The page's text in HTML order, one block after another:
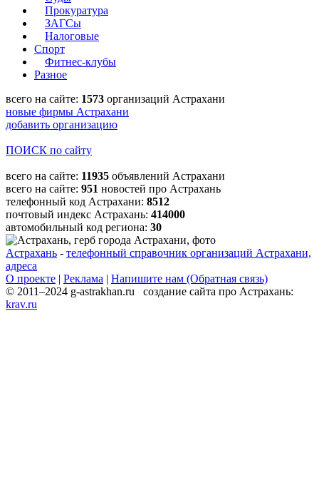
Прокуратура
ЗАГСы
Налоговые
Спорт
Фитнес-клубы
Разное
всего на сайте: 1573 организаций Астрахани
новые фирмы Астрахани
добавить организацию
ПОИСК по сайту
всего на сайте: 11935 объявлений Астрахани
всего на сайте: 951 новостей про Астрахань
телефонный код Астрахани: 8512
почтовый индекс Астрахань: 414000
автомобильный код региона: 30
Астрахань - телефонный справочник организаций Астрахани,
адреса
О проекте | Реклама | Напишите нам (Обратная связь)
© 2011–2024 g-astrakhan.ru создание сайта про Астрахань:
krav.ru